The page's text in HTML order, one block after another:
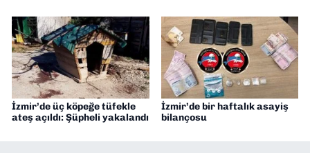
İzmir’de üç köpeğe tüfekle
ateş açıldı: Şüpheli yakalandı
İzmir’de bir haftalık asayiş
bilançosu